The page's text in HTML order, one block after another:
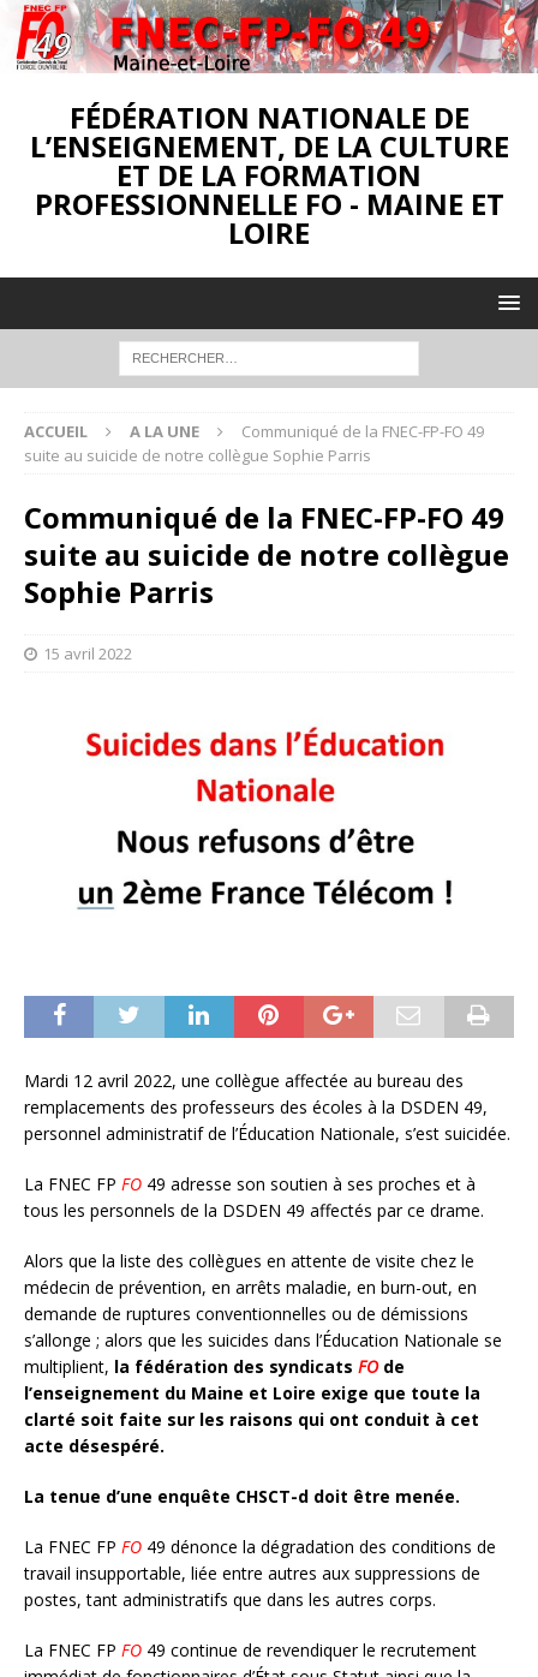
FÉDÉRATION NATIONALE DE
L’ENSEIGNEMENT, DE LA CULTURE
ET DE LA FORMATION
PROFESSIONNELLE FO - MAINE ET
LOIRE
ACCUEIL A LA UNE
Communiqué de la FNEC-FP-FO 49
suite au suicide de notre collègue Sophie Parris
Communiqué de la FNEC-FP-FO 49
suite au suicide de notre collègue
Sophie Parris
15 avril 2022
Mardi 12 avril 2022, une collègue affectée au bureau des
remplacements des professeurs des écoles à la DSDEN 49,
personnel administratif de l’Éducation Nationale, s’est suicidée.
La FNEC FP FO 49 adresse son soutien à ses proches et à
tous les personnels de la DSDEN 49 affectés par ce drame.
Alors que la liste des collègues en attente de visite chez le
médecin de prévention, en arrêts maladie, en burn-out, en
demande de ruptures conventionnelles ou de démissions
s’allonge ; alors que les suicides dans l’Éducation Nationale se
multiplient, la fédération des syndicats FO de
l’enseignement du Maine et Loire exige que toute la
clarté soit faite sur les raisons qui ont conduit à cet
acte désespéré.
La tenue d’une enquête CHSCT-d doit être menée.
La FNEC FP FO 49 dénonce la dégradation des conditions de
travail insupportable, liée entre autres aux suppressions de
postes, tant administratifs que dans les autres corps.
La FNEC FP FO 49 continue de revendiquer le recrutement